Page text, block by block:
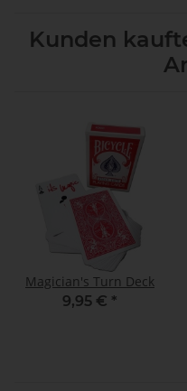
Kunden
Magician's Turn Deck
9,95 € *